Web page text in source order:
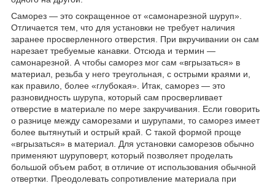
Саморез — это сокращенное от «самонарезной шуруп».
Отличается тем, что для установки не требует наличия
заранее просверленного отверстия. При вкручивании он сам
нарезает требуемые канавки. Отсюда и термин —
самонарезной. А чтобы саморез мог сам «вгрызаться» в
материал, резьба у него треугольная, с острыми краями и,
как правило, более «глубокая». Итак, саморез — это
разновидность шурупа, который сам просверливает
отверстие в материале по мере закручивания. Если говорить
о разнице между саморезами и шурупами, то саморез имеет
более вытянутый и острый край. С такой формой проще
«вгрызаться» в материал. Для установки саморезов обычно
применяют шуруповерт, который позволяет проделать
большой объем работ, в отличие от использования обычной
отвертки. Преодолевать сопротивление материала при